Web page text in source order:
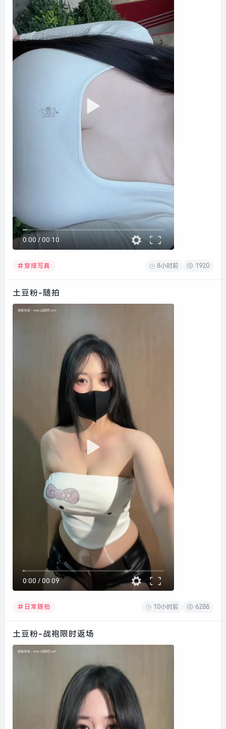
0:00 / 00:10
穿搭写真 8小时前 1920
土豆粉-随拍
0:00 / 00:09
日常随拍 10小时前 6288
土豆粉-战袍限时返场